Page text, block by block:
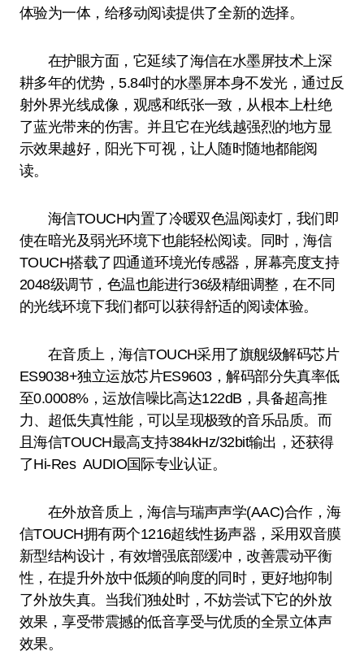
体验为一体，给移动阅读提供了全新的选择。
在护眼方面，它延续了海信在水墨屏技术上深
耕多年的优势，5.84吋的水墨屏本身不发光，通过反
射外界光线成像，观感和纸张一致，从根本上杜绝
了蓝光带来的伤害。并且它在光线越强烈的地方显
示效果越好，阳光下可视，让人随时随地都能阅
读。
海信TOUCH内置了冷暖双色温阅读灯，我们即
使在暗光及弱光环境下也能轻松阅读。同时，海信
TOUCH搭载了四通道环境光传感器，屏幕亮度支持
2048级调节，色温也能进行36级精细调整，在不同
的光线环境下我们都可以获得舒适的阅读体验。
在音质上，海信TOUCH采用了旗舰级解码芯片
ES9038+独立运放芯片ES9603，解码部分失真率低
至0.0008%，运放信噪比高达122dB，具备超高推
力、超低失真性能，可以呈现极致的音乐品质。而
且海信TOUCH最高支持384kHz/32bit输出，还获得
了Hi-Res AUDIO国际专业认证。
在外放音质上，海信与瑞声声学(AAC)合作，海
信TOUCH拥有两个1216超线性扬声器，采用双音膜
新型结构设计，有效增强底部缓冲，改善震动平衡
性，在提升外放中低频的响度的同时，更好地抑制
了外放失真。当我们独处时，不妨尝试下它的外放
效果，享受带震撼的低音享受与优质的全景立体声
效果。